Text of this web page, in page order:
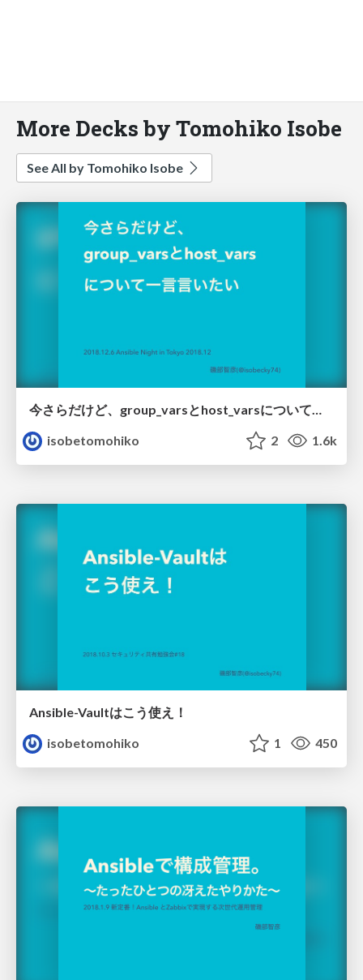
More Decks by Tomohiko Isobe
See All by Tomohiko Isobe
今さらだけど、group_varsとhost_varsについて一言言いたい
isobetomohiko
2 1.6k
Ansible-Vaultはこう使え！
isobetomohiko
1 450